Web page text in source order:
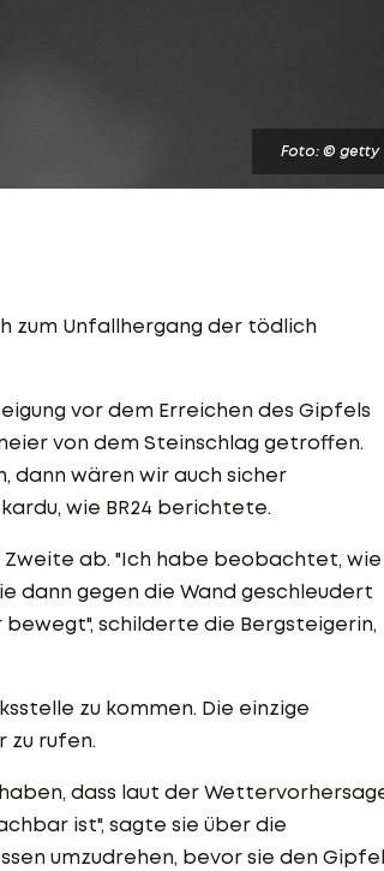
Foto: © getty
zum Unfallhergang der tödlich
vor dem Erreichen des Gipfels
von dem Steinschlag getroffen.
dann wären wir auch sicher
wie BR24 berichtete.
Zweite ab. "Ich habe beobachtet, wie
dann gegen die Wand geschleudert
schilderte die Bergsteigerin,
zu kommen. Die einzige
zu rufen.
dass laut der
ist", sagte sie über die
umzudrehen, bevor sie den Gipfel